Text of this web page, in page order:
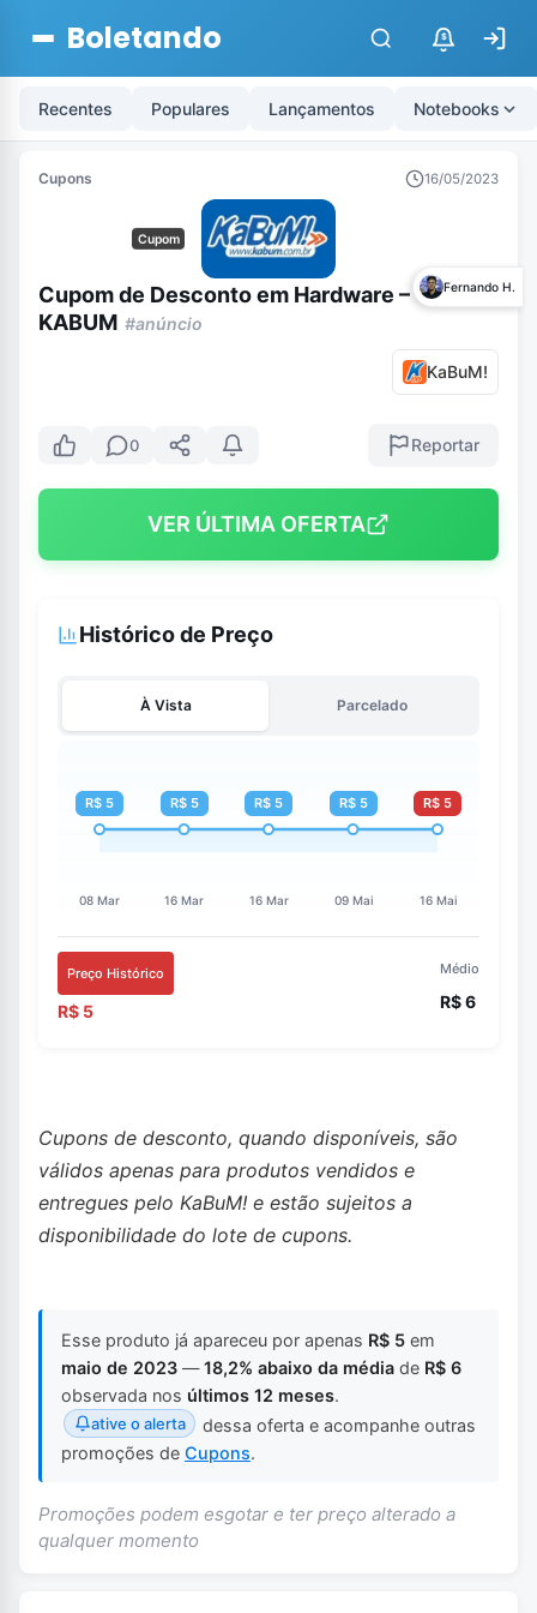
Boletando $
Recentes Populares Lançamentos Notebooks
Cupons 16/05/2023
Cupom
Fernando H.
Cupom de Desconto em Hardware –
KABUM #anúncio
KaBuM!
0 Reportar
VER ÚLTIMA OFERTA
Histórico de Preço
À Vista Parcelado
Preço Histórico
R$ 5
Médio
R$ 6
Cupons de desconto, quando disponíveis, são
válidos apenas para produtos vendidos e
entregues pelo KaBuM! e estão sujeitos a
disponibilidade do lote de cupons.
Esse produto já apareceu por apenas R$ 5 em
maio de 2023 —18,2% abaixo da média de R$ 6
observada nos últimos 12 meses.
ative o alerta
dessa oferta e acompanhe outras
promoções de Cupons.
Promoções podem esgotar e ter preço alterado a
qualquer momento